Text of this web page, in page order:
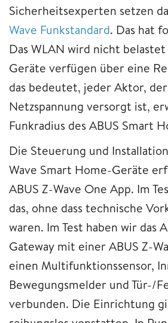
Sicherheitsexperten setzen
Wave Funkstandard. Das hat
Das WLAN wird nicht
Geräte verfügen über eine
das bedeutet, jeder Aktor,
Netzspannung versorgt ist,
Funkradius des ABUS Smart
Die Steuerung und
Wave Smart Home-Geräte
ABUS Z-Wave One App. Im
das, ohne dass technische
waren. Im Test haben wir das
Gateway mit einer ABUS Z-
einen Multifunktionssensor,
Bewegungsmelder und Tür-/
verbunden. Die Einrichtung